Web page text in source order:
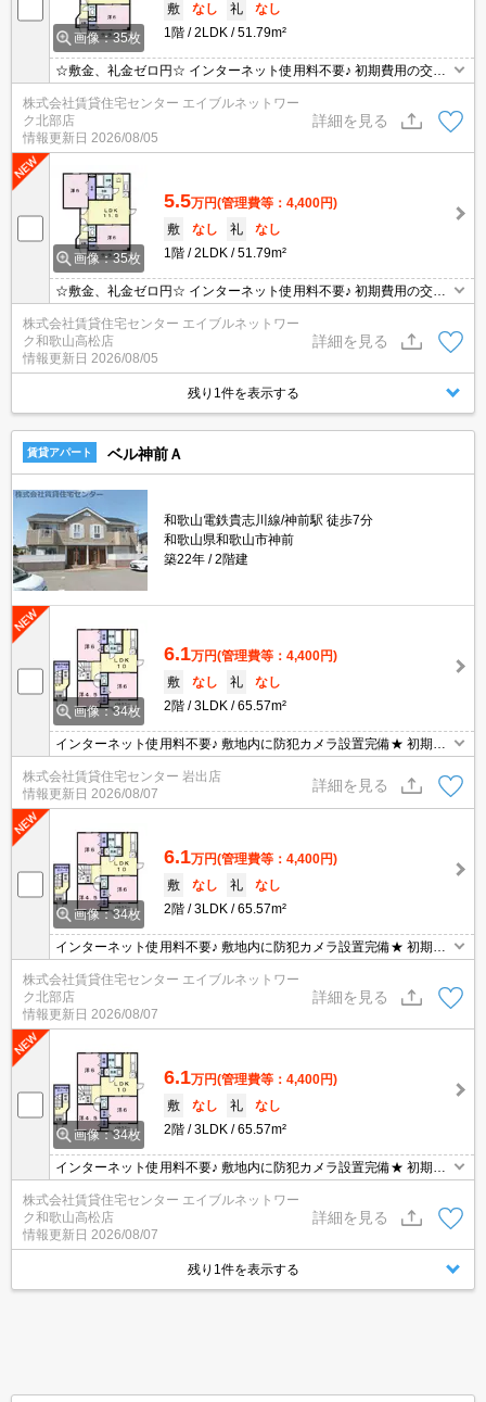
画像：35枚
敷
なし 礼
なし
1階
2LDK 51.79m²
☆敷金、礼金ゼロ円☆ インターネット使用料不要♪ 初期費用の交渉
は、賃貸住宅センターまで！！
株式会社賃貸住宅センター エイブルネットワー
ク北部店
情報更新日 2026/08/05
詳細を見る
画像：35枚
5.5万円(管理費等：4,400円)
敷
なし 礼
なし
1階
2LDK 51.79m²
☆敷金、礼金ゼロ円☆ インターネット使用料不要♪ 初期費用の交渉
は、賃貸住宅センターまで！！
株式会社賃貸住宅センター エイブルネットワー
ク和歌山高松店
情報更新日 2026/08/05
詳細を見る
残り1件を表示する
賃貸アパート ベル神前Ａ
和歌山電鉄貴志川線/神前駅 徒歩7分
和歌山県和歌山市神前
築22年
2階建
画像：34枚
6.1万円(管理費等：4,400円)
敷
なし 礼
なし
2階
3LDK 65.57m²
インターネット使用料不要♪ 敷地内に防犯カメラ設置完備★ 初期費
用の交渉は、賃貸住宅センターまで！！
株式会社賃貸住宅センター 岩出店
情報更新日 2026/08/07
詳細を見る
画像：34枚
6.1万円(管理費等：4,400円)
敷
なし 礼
なし
2階
3LDK 65.57m²
インターネット使用料不要♪ 敷地内に防犯カメラ設置完備★ 初期費
用の交渉は、賃貸住宅センターまで！！
株式会社賃貸住宅センター エイブルネットワー
ク北部店
情報更新日 2026/08/07
詳細を見る
画像：34枚
6.1万円(管理費等：4,400円)
敷
なし 礼
なし
2階
3LDK 65.57m²
インターネット使用料不要♪ 敷地内に防犯カメラ設置完備★ 初期費
用の交渉は、賃貸住宅センターまで！！
株式会社賃貸住宅センター エイブルネットワー
ク和歌山高松店
情報更新日 2026/08/07
詳細を見る
残り1件を表示する